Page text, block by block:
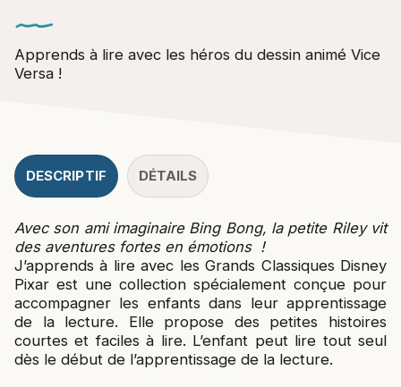
Apprends à lire avec les héros du dessin animé Vice
Versa !
DESCRIPTIF DÉTAILS
Avec son ami imaginaire Bing Bong, la petite Riley vit
des aventures fortes en émotions !
J’apprends à lire avec les Grands Classiques Disney
Pixar est une collection spécialement conçue pour
accompagner les enfants dans leur apprentissage
de la lecture. Elle propose des petites histoires
courtes et faciles à lire. L’enfant peut lire tout seul
dès le début de l’apprentissage de la lecture.